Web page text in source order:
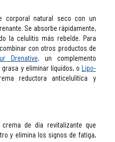
corporal natural seco con un
Se absorbe rápidamente,
la celulitis más rebelde. Para
con otros productos de
Drenative, un complemento
y eliminar líquidos, o Lipo-
reductora anticelulítica y
de día revitalizante que
y elimina los signos de fatiga,